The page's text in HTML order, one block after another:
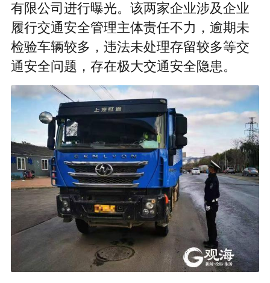
有限公司进行曝光。该两家企业涉及企业
履行交通安全管理主体责任不力，逾期未
检验车辆较多，违法未处理存留较多等交
通安全问题，存在极大交通安全隐患。